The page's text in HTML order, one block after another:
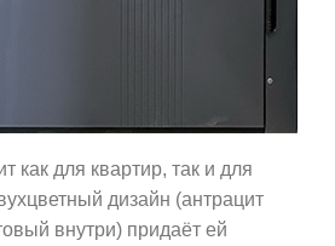
как для квартир, так и для
дизайн (антрацит
внутри) придаёт ей